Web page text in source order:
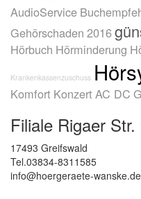
AudioService
Gehörschaden 2016
Hörbuch Hörminderung
Krankenkassenzuschuss
Komfort Konzert AC DC
Filiale Rigaer Str.
17493 Greifswald
Tel.03834-8311585
info@hoergeraete-wanske.de